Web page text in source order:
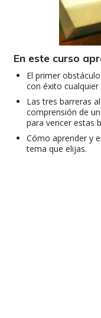
En este curso
El primer
con éxito cualquier
Las tres barreras
comprensión de
para vencer estas
Cómo aprender y
tema que elijas.